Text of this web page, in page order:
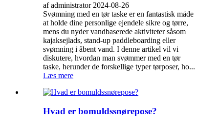
af administrator 2024-08-26
Svømning med en tør taske er en fantastisk måde
at holde dine personlige ejendele sikre og tørre,
mens du nyder vandbaserede aktiviteter såsom
kajaksejlads, stand-up paddleboarding eller
svømning i åbent vand. I denne artikel vil vi
diskutere, hvordan man svømmer med en tør
taske, herunder de forskellige typer tørposer, ho...
Læs mere
Hvad er bomuldssnørepose?